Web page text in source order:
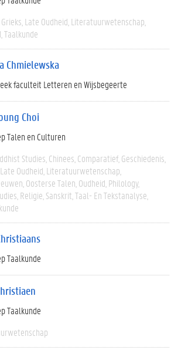
Grieks Late Oudheid Literatuurwetenschap
Taalkunde
Chmielewska
faculteit Letteren en Wijsbegeerte
Choi
Talen en Culturen
Studies Chinees Comparatief Geschiedenis
Late Oudheid Literatuurwetenschap
Oosterse Talen Oudheid Philology
Religie Sanskrit Taal- En Tekstanalyse
Taalkunde
Taalkunde